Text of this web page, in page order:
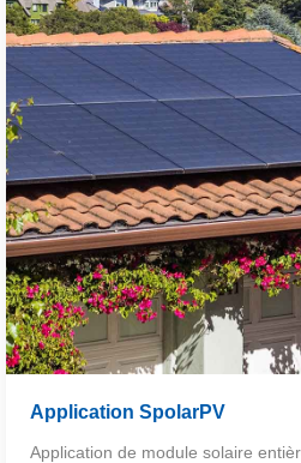
Application SpolarPV
Application de module solaire